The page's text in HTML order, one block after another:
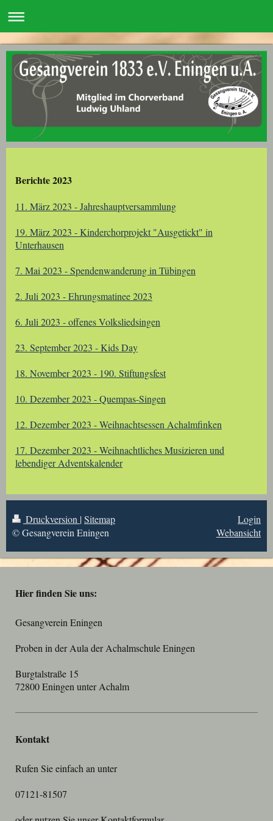
Berichte 2023
11. März 2023 - Jahreshauptversammlung
19. März 2023 - Kinderchorprojekt "Ausgetickt" in
Unterhausen
7. Mai 2023 - Spendenwanderung in Tübingen
2. Juli 2023 - Ehrungsmatinee 2023
6. Juli 2023 - offenes Volksliedsingen
23. September 2023 - Kids Day
18. November 2023 - 190. Stiftungsfest
10. Dezember 2023 - Quempas-Singen
12. Dezember 2023 - Weihnachtsessen Achalmfinken
17. Dezember 2023 - Weihnachtliches Musizieren und
lebendiger Adventskalender
Druckversion |Sitemap
© Gesangverein Eningen
Login
Webansicht
Hier finden Sie uns:
Gesangverein Eningen
Proben in der Aula der Achalmschule Eningen
Burgtalstraße 15
72800 Eningen unter Achalm
Kontakt
Rufen Sie einfach an unter
07121-81507